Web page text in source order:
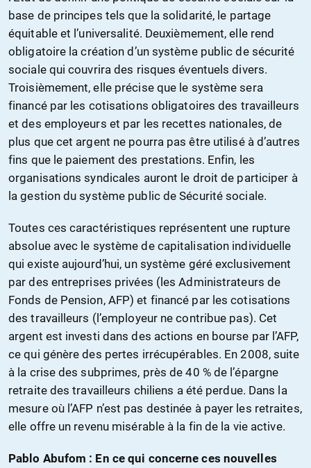
base de principes tels que la solidarité, le partage
équitable et l’universalité. Deuxièmement, elle rend
obligatoire la création d’un système public de sécurité
sociale qui couvrira des risques éventuels divers.
Troisièmement, elle précise que le système sera
financé par les cotisations obligatoires des travailleurs
et des employeurs et par les recettes nationales, de
plus que cet argent ne pourra pas être utilisé à d’autres
fins que le paiement des prestations. Enfin, les
organisations syndicales auront le droit de participer à
la gestion du système public de Sécurité sociale.
Toutes ces caractéristiques représentent une rupture
absolue avec le système de capitalisation individuelle
qui existe aujourd’hui, un système géré exclusivement
par des entreprises privées (les Administrateurs de
Fonds de Pension, AFP) et financé par les cotisations
des travailleurs (l’employeur ne contribue pas). Cet
argent est investi dans des actions en bourse par l’AFP,
ce qui génère des pertes irrécupérables. En 2008, suite
à la crise des subprimes, près de 40 % de l’épargne
retraite des travailleurs chiliens a été perdue. Dans la
mesure où l’AFP n’est pas destinée à payer les retraites,
elle offre un revenu misérable à la fin de la vie active.
Pablo Abufom : En ce qui concerne ces nouvelles